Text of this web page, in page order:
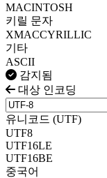
MACINTOSH
키릴 문자
XMACCYRILLIC
기타
ASCII
감지됨
대상 인코딩
유니코드 (UTF)
UTF8
UTF16LE
UTF16BE
중국어